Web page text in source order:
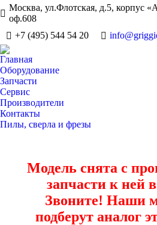
Москва, ул.Флотская, д.5, корпус
оф.608
+7 (495) 544 54 20
Главная
Оборудование
Запчасти
Сервис
Производители
Контакты
Пилы, сверла и фрезы
Модель снята с
запчасти к ней
Звоните! Наши
подберут аналог